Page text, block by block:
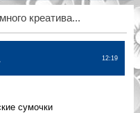
креатива...
12:19
сумочки